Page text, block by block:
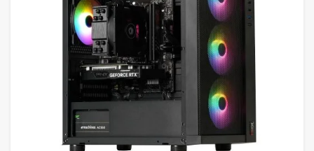
còn hỗ trợ XMP 2.0 giúp người dùng khai thác tối
đa hiệu năng sản phẩm chỉ với 1 cú click chuột.